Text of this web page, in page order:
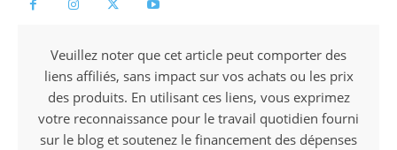
Veuillez noter que cet article peut comporter des
liens affiliés, sans impact sur vos achats ou les prix
des produits. En utilisant ces liens, vous exprimez
votre reconnaissance pour le travail quotidien fourni
sur le blog et soutenez le financement des dépenses